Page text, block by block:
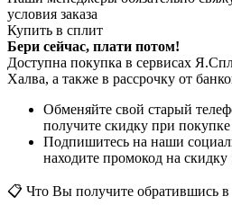
условия заказа
Купить в сплит
Бери сейчас, плати потом!
Доступна покупка в сервисах
Халва, а также в рассрочку от
Обменяйте свой старый
получите скидку при
Подпишитесь на наши
находите промокод на скидку
📋 Что Вы получите обратившись в